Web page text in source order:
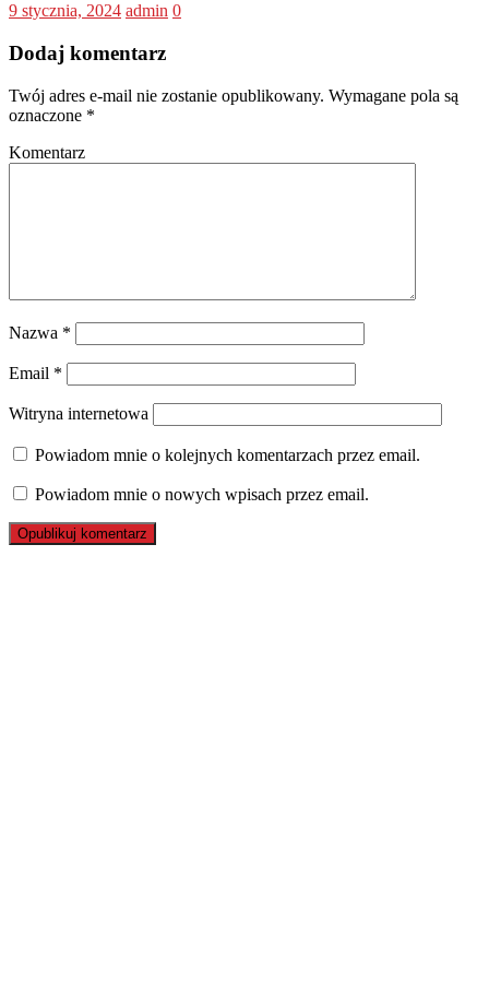
9 stycznia, 2024 admin 0
Dodaj komentarz
Twój adres e-mail nie zostanie opublikowany. Wymagane pola są
oznaczone *
Komentarz
Nazwa *
Email *
Witryna internetowa
Powiadom mnie o kolejnych komentarzach przez email.
Powiadom mnie o nowych wpisach przez email.